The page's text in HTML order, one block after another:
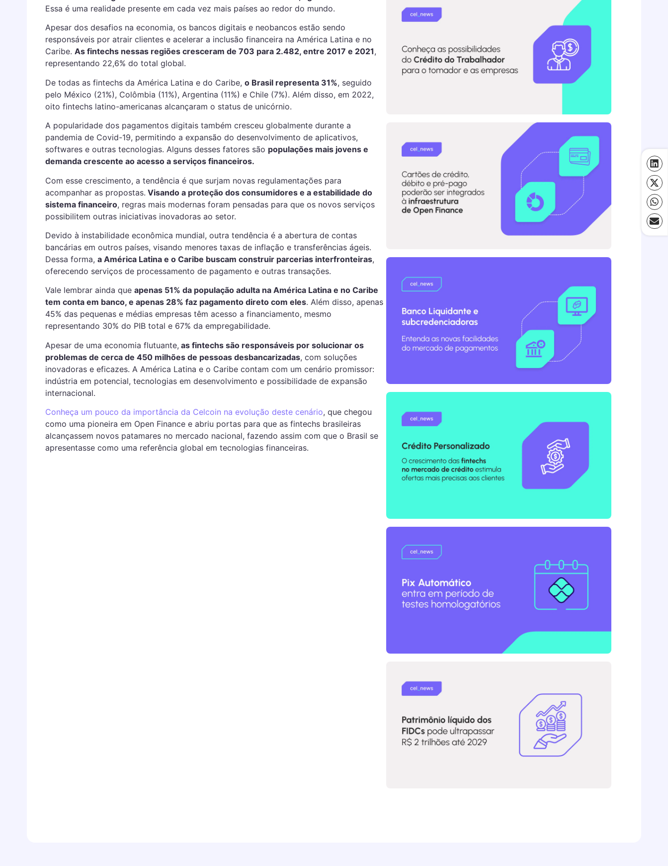
Essa é uma realidade presente em cada vez mais países ao redor do mundo.
Apesar dos desafios na economia, os bancos digitais e neobancos estão sendo
responsáveis por atrair clientes e acelerar a inclusão financeira na América Latina e no
Caribe. As fintechs nessas regiões cresceram de 703 para 2.482, entre 2017 e 2021,
representando 22,6% do total global.
De todas as fintechs da América Latina e do Caribe, o Brasil representa 31%, seguido
pelo México (21%), Colômbia (11%), Argentina (11%) e Chile (7%). Além disso, em 2022,
oito fintechs latino-americanas alcançaram o status de unicórnio.
A popularidade dos pagamentos digitais também cresceu globalmente durante a
pandemia de Covid-19, permitindo a expansão do desenvolvimento de aplicativos,
softwares e outras tecnologias. Alguns desses fatores são populações mais jovens e
demanda crescente ao acesso a serviços financeiros.
Com esse crescimento, a tendência é que surjam novas regulamentações para
acompanhar as propostas. Visando a proteção dos consumidores e a estabilidade do
sistema financeiro, regras mais modernas foram pensadas para que os novos serviços
possibilitem outras iniciativas inovadoras ao setor.
Devido à instabilidade econômica mundial, outra tendência é a abertura de contas
bancárias em outros países, visando menores taxas de inflação e transferências ágeis.
Dessa forma, a América Latina e o Caribe buscam construir parcerias interfronteiras,
oferecendo serviços de processamento de pagamento e outras transações.
Vale lembrar ainda que apenas 51% da população adulta na América Latina e no Caribe
tem conta em banco, e apenas 28% faz pagamento direto com eles. Além disso, apenas
45% das pequenas e médias empresas têm acesso a financiamento, mesmo
representando 30% do PIB total e 67% da empregabilidade.
Apesar de uma economia flutuante, as fintechs são responsáveis por solucionar os
problemas de cerca de 450 milhões de pessoas desbancarizadas, com soluções
inovadoras e eficazes. A América Latina e o Caribe contam com um cenário promissor:
indústria em potencial, tecnologias em desenvolvimento e possibilidade de expansão
internacional.
Conheça um pouco da importância da Celcoin na evolução deste cenário, que chegou
como uma pioneira em Open Finance e abriu portas para que as fintechs brasileiras
alcançassem novos patamares no mercado nacional, fazendo assim com que o Brasil se
apresentasse como uma referência global em tecnologias financeiras.